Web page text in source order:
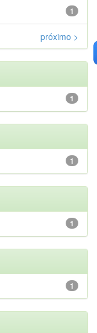
1
próximo >
1
1
1
1